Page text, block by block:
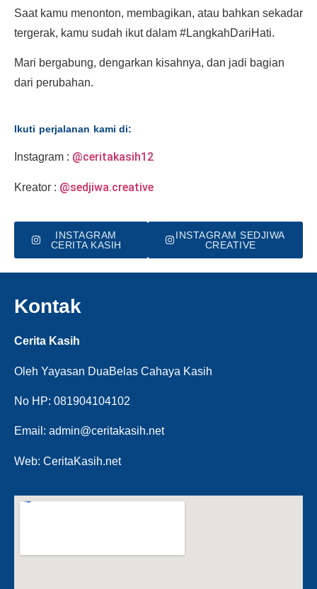
Saat kamu menonton, membagikan, atau bahkan sekadar
tergerak, kamu sudah ikut dalam #LangkahDariHati.
Mari bergabung, dengarkan kisahnya, dan jadi bagian
dari perubahan.
Ikuti perjalanan kami di:
Instagram : @ceritakasih12
Kreator : @sedjiwa.creative
INSTAGRAM
CERITA KASIH
INSTAGRAM SEDJIWA
CREATIVE
Kontak
Cerita Kasih
Oleh Yayasan DuaBelas Cahaya Kasih
No HP: 081904104102
Email: admin@ceritakasih.net
Web: CeritaKasih.net